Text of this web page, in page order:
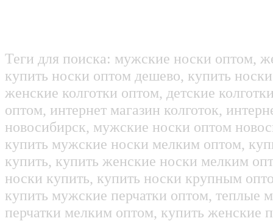
Теги для поиска: мужские носки оптом,
купить носки оптом дешево, купить
женские колготки оптом, детские
оптом, интернет магазин колготок,
новосибирск, мужские носки оптом
купить мужские носки мелким оптом,
купить, купить женские носки мелким
носки купить, купить носки крупным
купить мужские перчатки оптом, теплые
перчатки мелким оптом, купить женские